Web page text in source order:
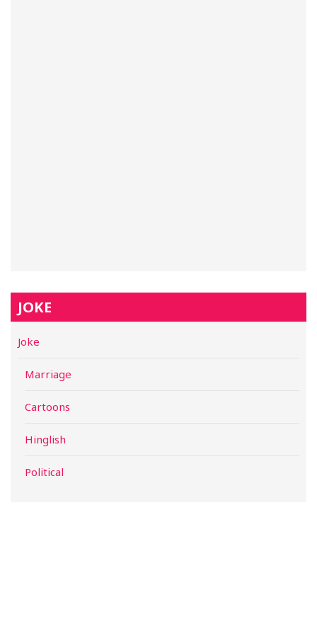
JOKE
Joke
Marriage
Cartoons
Hinglish
Political